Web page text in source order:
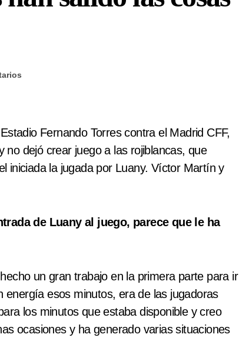
Fernando Torres contra el Madrid CFF,
dejó crear juego a las rojiblancas, que
iniciada la jugada por Luany. Víctor Martín y
de Luany al juego, parece que le ha
un gran trabajo en la primera parte para ir
esos minutos, era de las jugadoras
los minutos que estaba disponible y creo
ocasiones y ha generado varias situaciones